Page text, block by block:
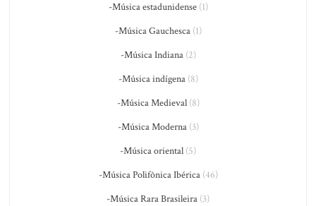
-Música estadunidense(1)
-Música Gauchesca(1)
-Música Indiana(2)
-Música indígena(8)
-Música Medieval(8)
-Música Moderna(3)
-Música oriental (5)
-Música Polifônica Ibérica(46)
-Música Rara Brasileira (3)